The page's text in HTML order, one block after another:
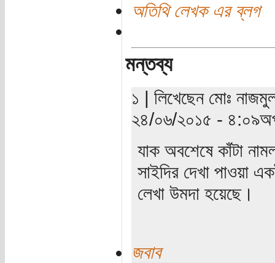
অতিথি লেখক এর ব্লগ
মন্তব্য
১ | লিখেছেন মোঃ
২৪/০৬/২০১৫ -
যাক অবশেষে কাঁটা
সাইদির দেখা পাওয়া
লেখা উমদা হয়েছে।
জবাব